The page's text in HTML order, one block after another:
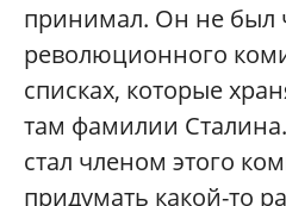
принимал. Он не был
революционного
списках, которые
там фамилии
стал членом этого
придумать какой-то